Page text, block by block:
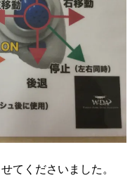
てくださいました。